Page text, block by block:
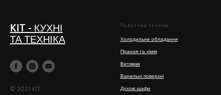
KIT - КУХНІ
ТА ТЕХНІКА
© 2021 KIT
Побутова техніка
Холодильне обладання
Прання та хімія
Витяжки
Варильні поверхні
Духові шафи